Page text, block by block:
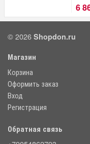
6
© 2026 Shopdon.ru
Магазин
Корзина
Оформить заказ
Вход
Регистрация
Обратная связь